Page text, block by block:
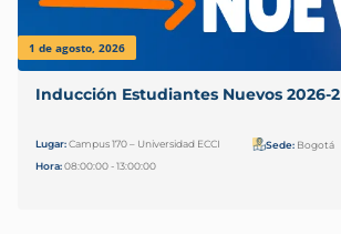
1 de agosto, 2026
Inducción Estudiantes Nuevos 2026-2
Lugar:Campus 170 – Universidad ECCI Sede:Bogotá
Hora:08:00:00 - 13:00:00